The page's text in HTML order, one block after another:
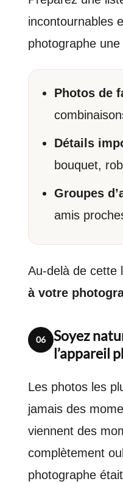
incontournables
photographe
Photos de
Détails
bouquet,
Groupes
amis
Au-delà de cette
à votre
06
Soyez
l’appareil
Les photos les
jamais des
viennent des
complètement
photographe